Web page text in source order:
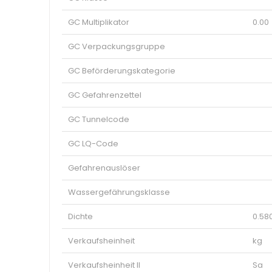
GC Multiplikator 0.00
GC Verpackungsgruppe
GC Beförderungskategorie
GC Gefahrenzettel
GC Tunnelcode
GC LQ-Code
Gefahrenauslöser
Wassergefährungsklasse
Dichte
Verkaufsheinheit kg
Verkaufsheinheit II Sa